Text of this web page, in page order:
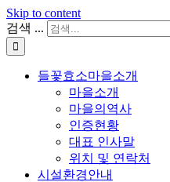
Skip to content
검색 ...
들꽃효소마을소개
마을소개
마을의역사
인증현황
대표 인사말
위치 및 연락처
시설환경안내